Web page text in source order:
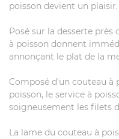
poisson devient un plaisir.
Posé sur la desserte près
à poisson donnent
annonçant le plat de la
Composé d'un couteau à
poisson, le service à
soigneusement les filets
La lame du couteau à